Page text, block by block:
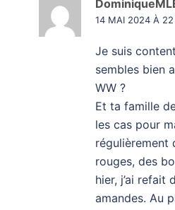
14 MAI 2024 À 22
Je suis
sembles bien
WW ?
Et ta famille
les cas pour
régulièrement
rouges, des
hier, j’ai refait
amandes. Au